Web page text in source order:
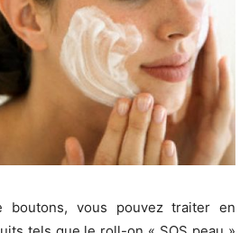
boutons, vous pouvez traiter en